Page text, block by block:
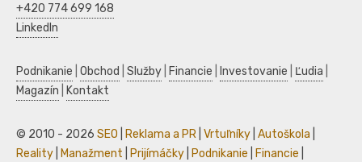
+420 774 699 168
LinkedIn
Podnikanie Obchod Služby Financie Investovanie Ľudia
Magazín
Kontakt
© 2010 - 2026 SEO Reklama a PR Vrtuľníky Autoškola
Reality
Manažment Prijímáčky Podnikanie Financie